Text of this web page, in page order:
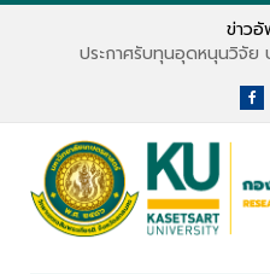
ข่าวอั
ประกาศรับทุนอุดหนุนวิจัย